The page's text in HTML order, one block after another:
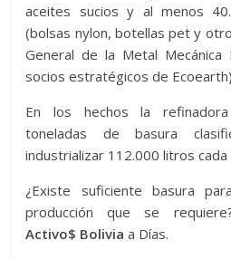
aceites sucios y al menos
(bolsas nylon, botellas pet y
General de la Metal Mecánica
socios estratégicos de
En los hechos la
toneladas de basura
industrializar 112.000 litros
¿Existe suficiente basura
producción que se
Activo$ Bolivia a Días.